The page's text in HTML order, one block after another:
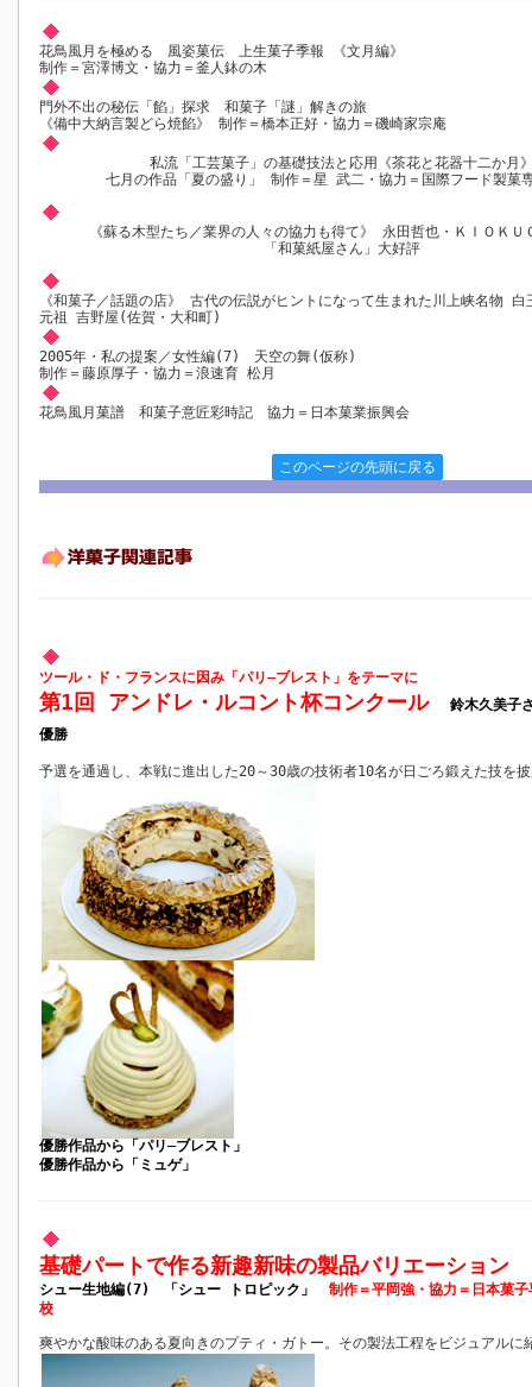
花鳥風月を極める 風姿菓伝 上生菓子季報 《文月編》
制作＝宮澤博文・協力＝釜人鉢の木
門外不出の秘伝「餡」探求 和菓子「謎」解きの旅
《備中大納言製どら焼餡》 制作＝橋本正好・協力＝磯崎家宗庵
私流「工芸菓子」の基礎技法と応用《茶花と花器十二か月
七月の作品「夏の盛り」 制作＝星 武二・協力＝国際フード製菓
《蘇る木型たち／業界の人々の協力も得て》 永田哲也・ＫＩＯＫＵ
「和菓紙屋さん」大好評
《和菓子／話題の店》 古代の伝説がヒントになって生まれた川上峡名物 白
元祖 吉野屋(佐賀・大和町)
2005年・私の提案／女性編(7) 天空の舞(仮称)
制作＝藤原厚子・協力＝浪速育 松月
花鳥風月菓譜 和菓子意匠彩時記 協力＝日本菓業振興会
このページの先頭に戻る
ツール・ド・フランスに因み「パリ―ブレスト」をテーマに
第1回 アンドレ・ルコント杯コンクール
鈴木久美子
優勝
予選を通過し、本戦に進出した20～30歳の技術者10名が日ごろ鍛えた技を
優勝作品から「パリ―ブレスト」
優勝作品から「ミュゲ」
基礎パートで作る新趣新味の製品バリエーション
シュー生地編(7) 「シュー トロピック」
制作＝平岡強・協力＝日本菓子
校
爽やかな酸味のある夏向きのプティ・ガトー。その製法工程をビジュアルに